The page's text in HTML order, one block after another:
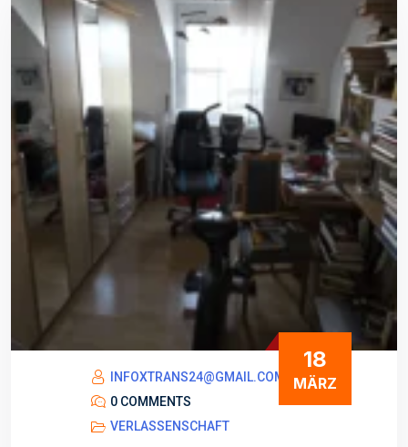
18
MÄRZ
INFOXTRANS24@GMAIL.COM
0 COMMENTS
VERLASSENSCHAFT